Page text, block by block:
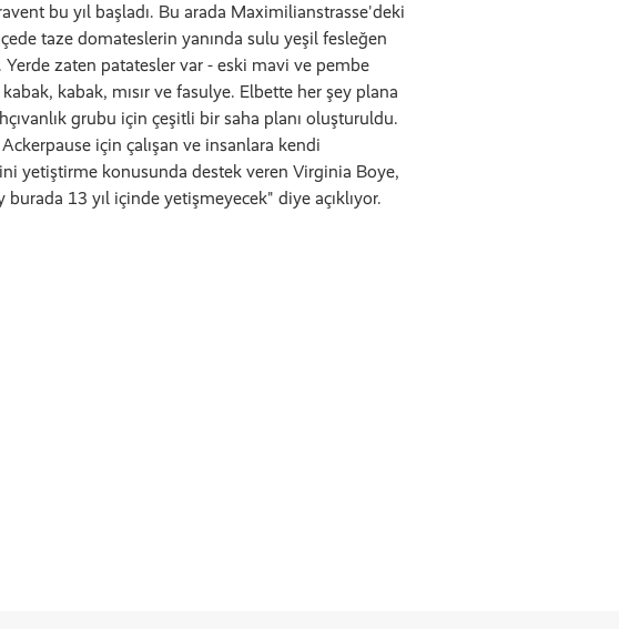
bu yıl başladı. Bu arada Maximilianstrasse'deki
taze domateslerin yanında sulu yeşil fesleğen
Yerde zaten patatesler var - eski mavi ve pembe
kabak, mısır ve fasulye. Elbette her şey plana
grubu için çeşitli bir saha planı oluşturuldu.
için çalışan ve insanlara kendi
yetiştirme konusunda destek veren Virginia Boye,
burada 13 yıl içinde yetişmeyecek" diye açıklıyor.